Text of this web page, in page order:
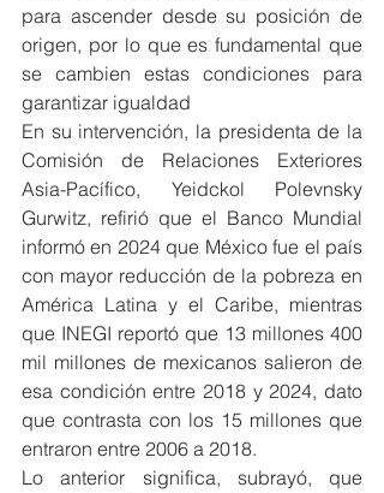
para ascender desde su posición de
origen, por lo que es fundamental que
se cambien estas condiciones para
garantizar igualdad
En su intervención, la presidenta de la
Comisión de Relaciones Exteriores
Asia-Pacífico, Yeidckol Polevnsky
Gurwitz, refirió que el Banco Mundial
informó en 2024 que México fue el país
con mayor reducción de la pobreza en
América Latina y el Caribe, mientras
que INEGI reportó que 13 millones 400
mil millones de mexicanos salieron de
esa condición entre 2018 y 2024, dato
que contrasta con los 15 millones que
entraron entre 2006 a 2018.
Lo anterior significa, subrayó, que